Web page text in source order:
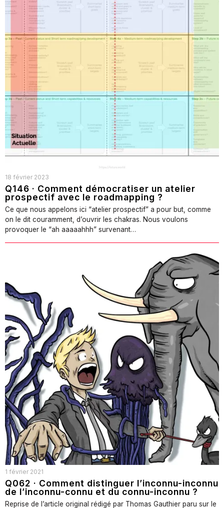
18 février 2023
Q146 · Comment démocratiser un atelier
prospectif avec le roadmapping ?
Ce que nous appelons ici “atelier prospectif” a pour but, comme
on le dit couramment, d’ouvrir les chakras. Nous voulons
provoquer le “ah aaaaahhh” survenant…
1 février 2021
Q062 · Comment distinguer l’inconnu-inconnu
de l’inconnu-connu et du connu-inconnu ?
Reprise de l’article original rédigé par Thomas Gauthier paru sur le